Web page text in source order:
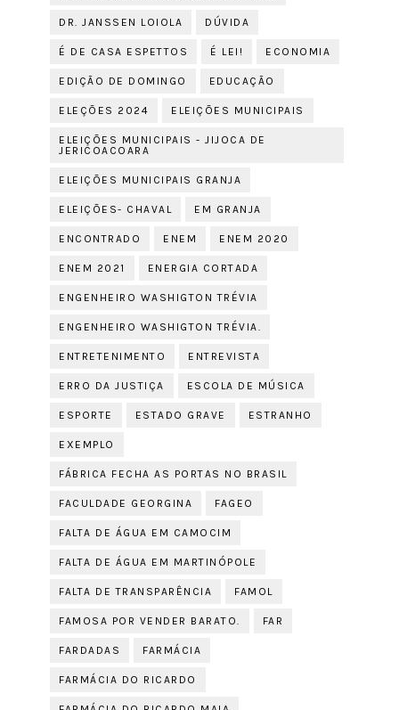
DR. JANSSEN LOIOLA DÚVIDA
É DE CASA ESPETTOS É LEI! ECONOMIA
EDIÇÃO DE DOMINGO EDUCAÇÃO
ELEÇÕES 2024 ELEIÇÕES MUNICIPAIS
ELEIÇÕES MUNICIPAIS - JIJOCA DE
JERICOACOARA
ELEIÇÕES MUNICIPAIS GRANJA
ELEIÇÕES- CHAVAL EM GRANJA
ENCONTRADO ENEM ENEM 2020
ENEM 2021 ENERGIA CORTADA
ENGENHEIRO WASHIGTON TRÉVIA
ENGENHEIRO WASHIGTON TRÉVIA.
ENTRETENIMENTO ENTREVISTA
ERRO DA JUSTIÇA ESCOLA DE MÚSICA
ESPORTE ESTADO GRAVE ESTRANHO
EXEMPLO
FÁBRICA FECHA AS PORTAS NO BRASIL
FACULDADE GEORGINA FAGEO
FALTA DE ÁGUA EM CAMOCIM
FALTA DE ÁGUA EM MARTINÓPOLE
FALTA DE TRANSPARÊNCIA FAMOL
FAMOSA POR VENDER BARATO. FAR
FARDADAS FARMÁCIA
FARMÁCIA DO RICARDO